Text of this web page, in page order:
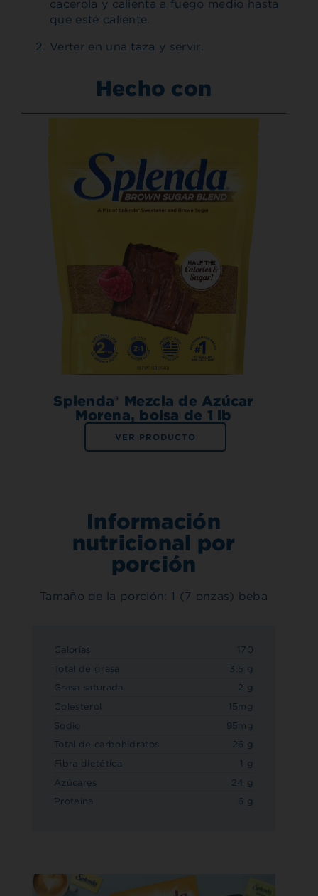
cacerola y calienta a fuego medio hasta
que esté caliente.
Verter en una taza y servir.
Hecho con
Splenda® Mezcla de Azúcar
Morena, bolsa de 1 lb
VER PRODUCTO
Información
nutricional por
porción
Tamaño de la porción: 1 (7 onzas) beba
Calorías
170
Total de grasa
3.5 g
Grasa saturada
2 g
Colesterol
15mg
Sodio
95mg
Total de carbohidratos
26 g
Fibra dietética
1 g
Azúcares
24 g
Proteína
6 g